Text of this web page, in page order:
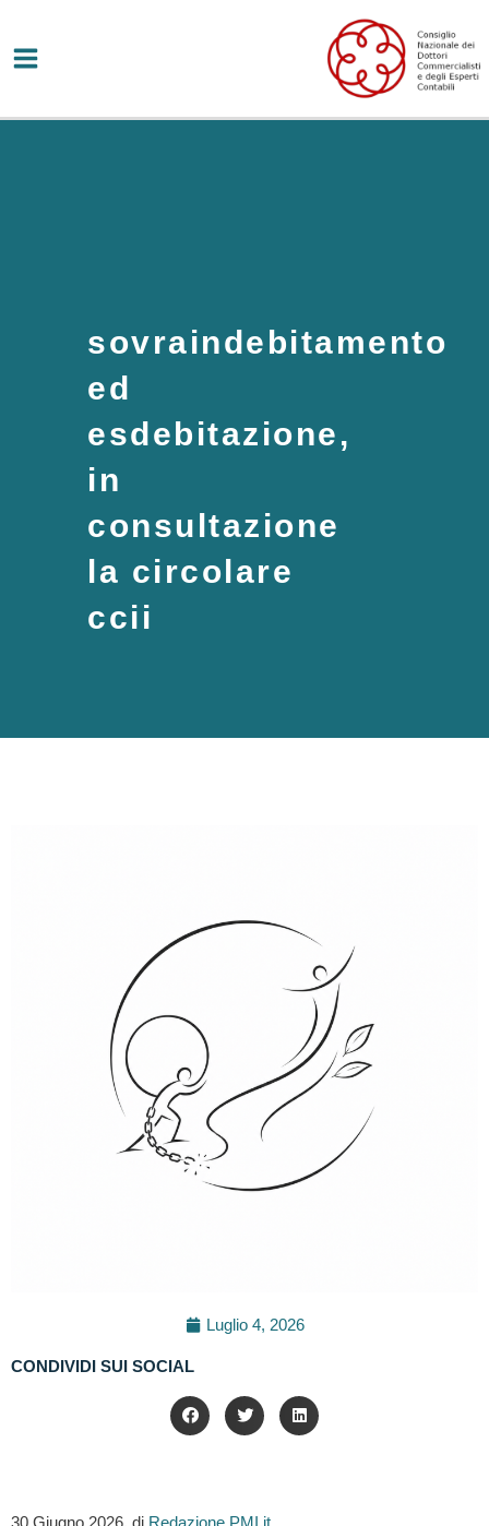
contenuto
sovraindebitamento
ed
esdebitazione,
in
consultazione
la circolare
ccii
Luglio 4, 2026
CONDIVIDI SUI SOCIAL
30 Giugno 2026, di Redazione PMI.it